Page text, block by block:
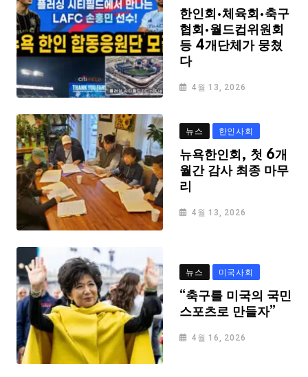
한인회·체육회·축구
협회·월드컵위원회
등 4개단체가 뭉쳤
다
4월 13, 2026
뉴스 한인사회
뉴욕한인회, 첫 6개
월간 감사 최종 마무
리
4월 13, 2026
뉴스 미국사회
“축구를 미국의 국민
스포츠로 만들자”
4월 16, 2026